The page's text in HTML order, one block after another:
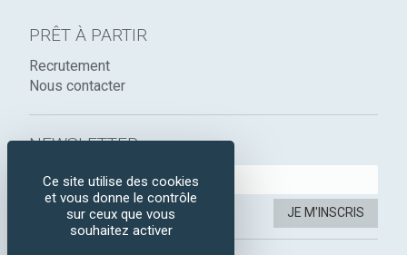
PRÊT À PARTIR
Recrutement
Nous contacter
NEWSLETTER :
JE M'INSCRIS
Ce site utilise des cookies
et vous donne le contrôle
sur ceux que vous
souhaitez activer